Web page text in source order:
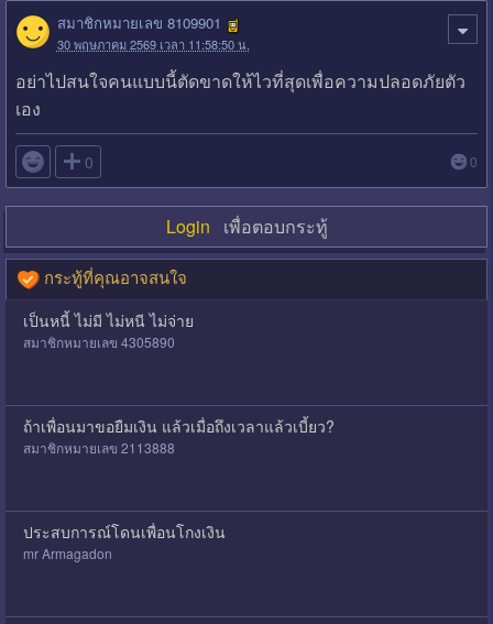
สมาชิกหมายเลข 8109901
30 พฤษภาคม 2569 เวลา 11:58:50 น.
อย่าไปสนใจคนแบบนี้ตัดขาดให้ไวที่สุดเพื่อความปลอดภัยตัว
เอง
 0 0
Login เพื่อตอบกระทู้
กระทู้ที่คุณอาจสนใจ
เป็นหนี้ ไม่มี ไม่หนี ไม่จ่าย
สมาชิกหมายเลข 4305890
ถ้าเพื่อนมาขอยืมเงิน แล้วเมื่อถึงเวลาแล้วเบี้ยว?
สมาชิกหมายเลข 2113888
ประสบการณ์โดนเพื่อนโกงเงิน
mr Armagadon